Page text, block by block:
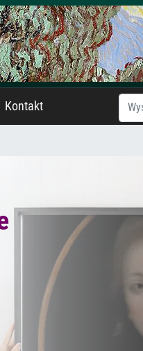
Kontakt